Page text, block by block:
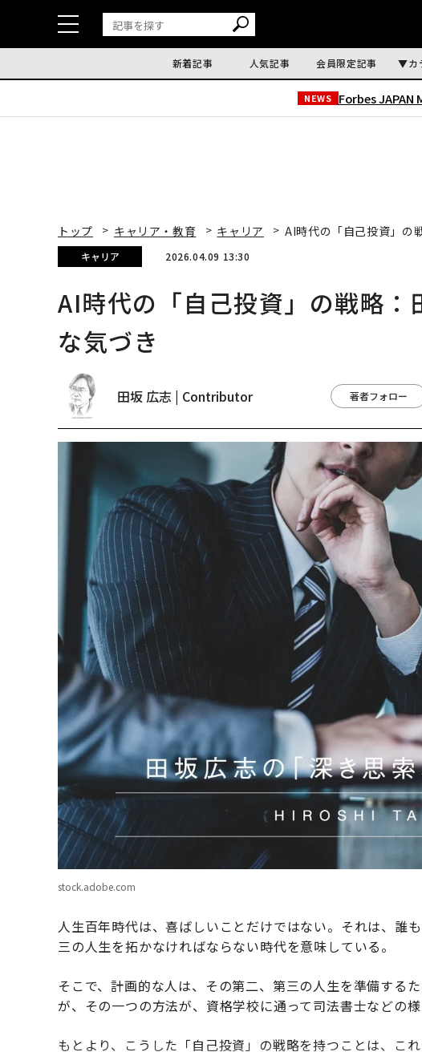
新着記事 人気記事 会員限定記事 カ
NEWS Forbes JAPAN
トップ キャリア・教育 キャリア AI時代の「自己投資」の
キャリア 2026.04.09 13:30
AI時代の「自己投資」の戦略
な気づき
田坂 広志 | Contributor 著者フォロー
stock.adobe.com
人生百年時代は、喜ばしいことだけではない。それは、誰
三の人生を拓かなければならない時代を意味している。
そこで、計画的な人は、その第二、第三の人生を準備する
が、その一つの方法が、資格学校に通って司法書士などの
もとより、こうした「自己投資」の戦略を持つことは、こ